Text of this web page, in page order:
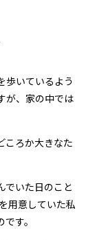
歩いているよう
が、家の中では
ころか大きなた
でいた日のこと
用意していた私
す。